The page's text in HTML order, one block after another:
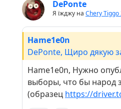
DePonte
Я їжджу на Chery Tiggo
Hame1e0n
DePonte, Щиро дякую
Hame1e0n, Нужно
выборы, что бы народ
(образец https://